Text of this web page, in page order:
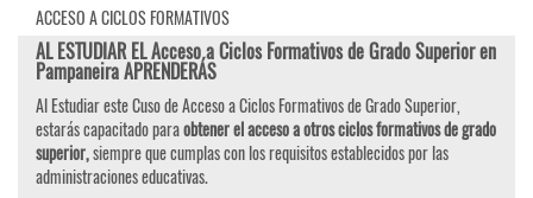
ACCESO A CICLOS FORMATIVOS
AL ESTUDIAR EL Acceso a Ciclos Formativos de Grado Superior en
Pampaneira APRENDERÁS
Al Estudiar este Cuso de Acceso a Ciclos Formativos de Grado Superior,
estarás capacitado paraobtener el acceso a otros ciclos formativos de grado
superior,siempre que cumplas con los requisitos establecidos por las
administraciones educativas.